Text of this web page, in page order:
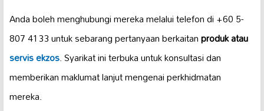
Anda boleh menghubungi mereka melalui telefon di +60 5-
807 4133 untuk sebarang pertanyaan berkaitanproduk atau
servis ekzos. Syarikat ini terbuka untuk konsultasi dan
memberikan maklumat lanjut mengenai perkhidmatan
mereka.